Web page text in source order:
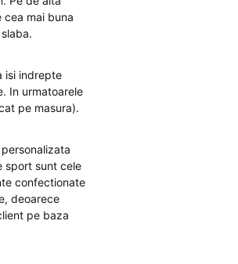
mai buna
isi indrepte
In urmatoarele
pe masura).
sport sunt cele
confectionate
deoarece
pe baza